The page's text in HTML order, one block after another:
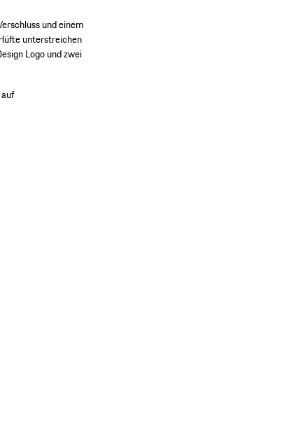
und einem
unterstreichen
Logo und zwei